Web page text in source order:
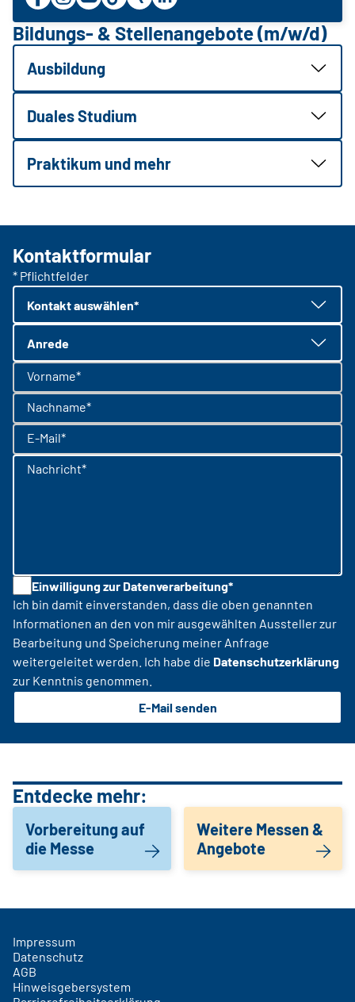
Bildungs- & Stellenangebote (m/w/d)
Ausbildung
Duales Studium
Praktikum und mehr
Kontaktformular
* Pflichtfelder
Kontakt auswählen*
Anrede
Vorname*
Nachname*
E-Mail*
Nachricht*
Einwilligung zur Datenverarbeitung*
Ich bin damit einverstanden, dass die oben genannten
Informationen an den von mir ausgewählten Aussteller zur
Bearbeitung und Speicherung meiner Anfrage
weitergeleitet werden. Ich habe die Datenschutzerklärung
zur Kenntnis genommen.
E-Mail senden
Entdecke mehr:
Vorbereitung auf
die Messe
Weitere Messen &
Angebote
Impressum
Datenschutz
AGB
Hinweisgebersystem